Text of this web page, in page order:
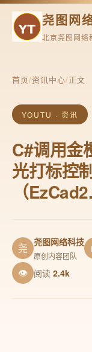
尧图网
北京尧图网络
首页/资讯中心/正文
YOUTU · 资讯
C#调用金
光打标控
（
尧 尧图网络科技
原创内容团队
👁 阅读 2.4k